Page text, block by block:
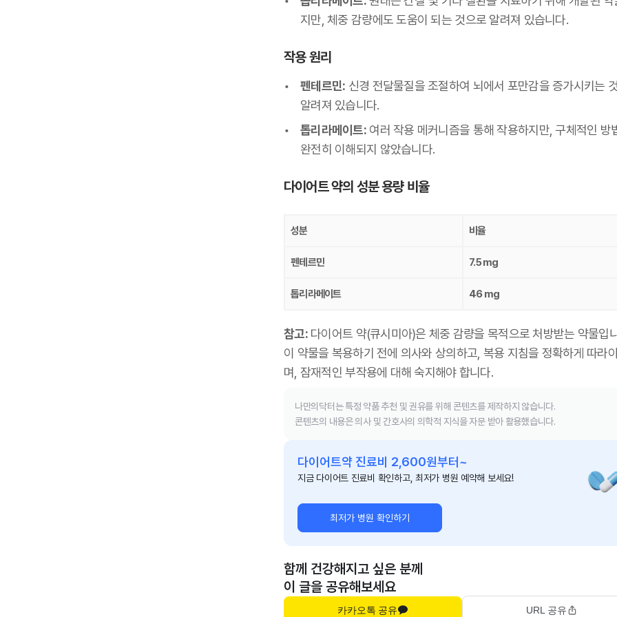
지만, 체중 감량에도 도움이 되는 것으로 알려져 있습니다.
작용 원리
펜테르민: 신경 전달물질을 조절하여 뇌에서 포만감을 증가시키는
알려져 있습니다.
톱리라메이트:여러 작용 메커니즘을 통해 작용하지만, 구체적인 방
완전히 이해되지 않았습니다.
다이어트 약의 성분 용량 비율
성분 비율
펜테르민 7.5 mg
톱리라메이트 46 mg
참고:다이어트 약(큐시미아)은 체중 감량을 목적으로 처방받는 약물입
이 약물을 복용하기 전에 의사와 상의하고, 복용 지침을 정확하게 따라
며, 잠재적인 부작용에 대해 숙지해야 합니다.
나만의닥터는 특정 약품 추천 및 권유를 위해 콘텐츠를 제작하지 않습니다.
콘텐츠의 내용은 의사 및 간호사의 의학적 지식을 자문 받아 활용했습니다.
다이어트약 진료비 2,600원부터~
지금 다이어트 진료비 확인하고, 최저가 병원 예약해 보세요!
최저가 병원 확인하기
함께 건강해지고 싶은 분께
이 글을 공유해보세요
카카오톡 공유 URL 공유